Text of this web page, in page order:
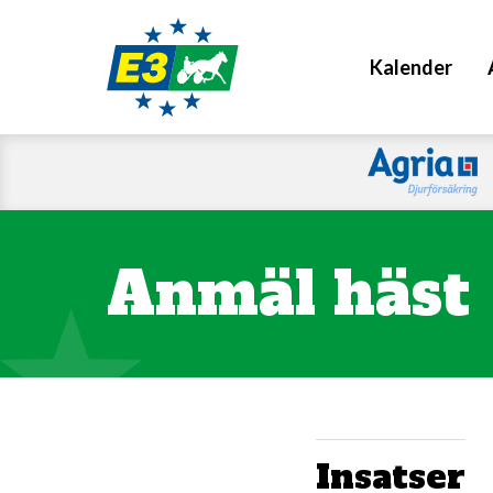
Kalender
Anmäl häst
Insatser